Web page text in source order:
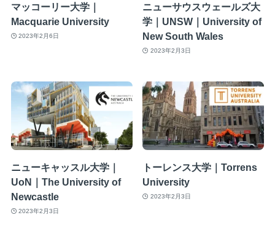
マッコーリー大学｜
Macquarie University
2023年2月6日
ニューサウスウェールズ大
学｜UNSW｜University of
New South Wales
2023年2月3日
ニューキャッスル大学｜
UoN｜The University of
Newcastle
2023年2月3日
トーレンス大学｜Torrens
University
2023年2月3日